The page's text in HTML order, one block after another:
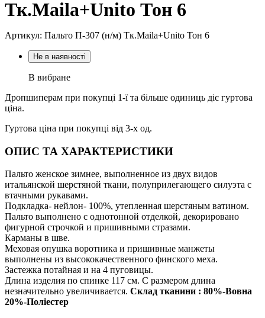
Тк.Maila+Unito Тон 6
Артикул: Пальто П-307 (н/м) Тк.Maila+Unito Тон 6
Не в наявності
В вибране
Дропшиперам при покупці 1-ї та більше одиниць діє гуртова
ціна.
Гуртова ціна при покупці від 3-х од.
ОПИС ТА ХАРАКТЕРИСТИКИ
Пальто женское зимнее, выполненное из двух видов
итальянской шерстяной ткани, полуприлегающего силуэта с
втачными рукавами.
Подкладка- нейлон- 100%, утепленная шерстяным ватином.
Пальто выполнено с однотонной отделкой, декорировано
фигурной строчкой и пришивными стразами.
Карманы в шве.
Меховая опушка воротника и пришивные манжеты
выполнены из высококачественного финского меха.
Застежка потайная и на 4 пуговицы.
Длина изделия по спинке 117 см. С размером длина
незначительно увеличивается. Склад тканини : 80%-Вовна
20%-Поліестер